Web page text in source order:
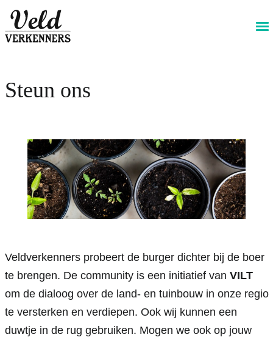
@livewireStyle
GA TERUG PRINT DEZE PAGINA
Steun ons
Veldverkenners probeert de burger dichter bij de boer
te brengen. De community is een initiatief van VILT
om de dialoog over de land- en tuinbouw in onze regio
te versterken en verdiepen. Ook wij kunnen een
duwtje in de rug gebruiken. Mogen we ook op jouw